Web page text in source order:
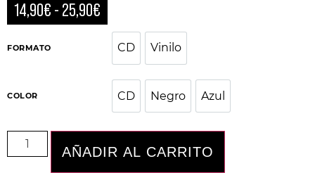
14,90€ - 25,90€
FORMATO CD Vinilo
COLOR CD
CD Negro
Negro Azul
Azul
AÑADIR AL CARRITO